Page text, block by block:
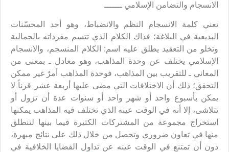
الانسجام والتضامن الإسلامي ـــــــ
تعني كلمة الانسجام النظم والانضباط، وهو أحد المحسّنات
البديعية في البلاغة؛ فذاك الكلام الذي تتسم مفرداته بالجمالية
وتخلو من التعقيد يطلق عليه اسم: الكلام المنسجم، والانسجام
الإسلامي يختلف عن وحدة المذاهب، وهو معادل ـ بمعنى من
المعاني ـ للتقريب بين المذاهب، فوحدة المذاهب أمرٌ غير ممكن
التحقق؛ ذلك أن الاختلافات التي مضى عليها أربعة عشر قرناً لا
يمكن بأسبوع واحد أو شهر واحد أو سنوات عدة أن تزول أو
تتلاشى، إلا أنه في الوقت عينه الذي تختلف فيه المذاهب يمكنها
استخراج مجموعة من المشتركات الكثيرة فيما بينها لتنطلق
منها في تعاون ضروري وتحصل من خلال ذلك على نتائج مبهرة،
دون أن تمتنع في الوقت عينه عن تداول القضايا الخلافية في